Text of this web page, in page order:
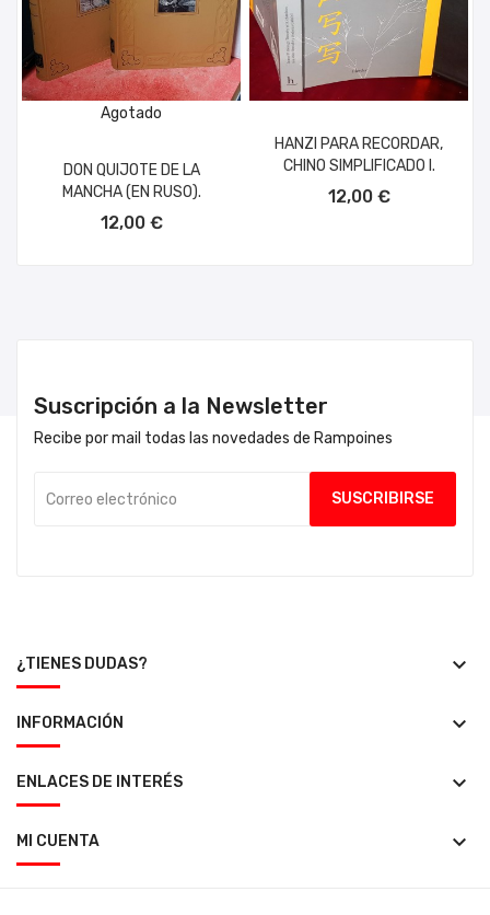
Agotado
DON QUIJOTE DE LA
MANCHA (EN RUSO).
12,00 €
HANZI PARA RECORDAR,
CHINO SIMPLIFICADO I.
12,00 €
Suscripción a la Newsletter
Recibe por mail todas las novedades de Rampoines
¿TIENES DUDAS? keyboard_arrow_down
INFORMACIÓN keyboard_arrow_down
ENLACES DE INTERÉS keyboard_arrow_down
MI CUENTA keyboard_arrow_down